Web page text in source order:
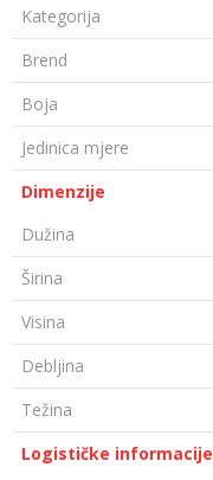
Kategorija
Brend
Boja
Jedinica mjere
Dimenzije
Dužina
Širina
Visina
Debljina
Težina
Logističke informacije